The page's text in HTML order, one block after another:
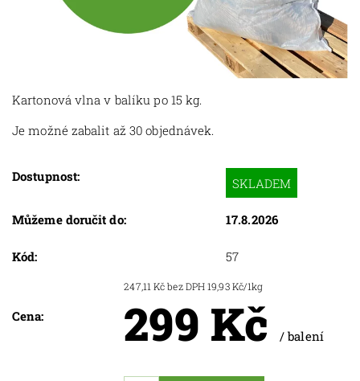
Kartonová vlna v balíku po 15 kg.
Je možné zabalit až 30 objednávek.
Dostupnost: SKLADEM
Můžeme doručit do: 17.8.2026
Kód: 57
Cena:
247,11 Kč bez DPH19,93 Kč/1kg
299 Kč/ balení